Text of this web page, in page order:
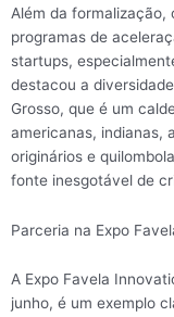
Além da formalização,
programas de
startups,
destacou a
Grosso, que é um
americanas, indianas,
originários e
fonte inesgotável de
Parceria na Expo
A Expo Favela
junho, é um exemplo